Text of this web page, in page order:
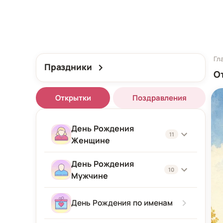
Праздники
Открытки Поздравления
День Рождения
Женщине
11
Женщине
Подруге
Девушке
День Рождения
Мужчине
10
Мужчине
День Рождения по именам